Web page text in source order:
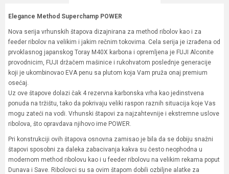
Elegance Method Superchamp POWER
Nova serija vrhunskih štapova dizajnirana za method ribolov kao i za
feeder ribolov na velikim i jakim rečnim tokovima. Cela serija je izrađena od
prvoklasnog japanskog Toray M40X karbona i opremljena je FUJI Alconite
provodnicim, FUJI držačem mašinice i rukohvatom poslednje generacije
koji je ukombinovao EVA penu sa plutom koja Vam pruža onaj premium
osećaj.
Uz ove štapove dolazi čak 4 rezervna karbonska vrha kao jedinstvena
ponuda na tržištu, tako da pokrivaju veliki raspon raznih situacija koje Vas
mogu zateći na vodi. Vrhunski štapovi za najzahtevnije i ekstremne uslove
ribolova, što opravdava njihovo ime POWER.
Pri konstrukciji ovih štapova osnovna zamisao je bila da se dobiju snažni
štapovi sposobni za daleka zabacivanja kakva su često neophodna u
modernom method ribolovu kao i u feeder ribolovu na velikim rekama poput
Dunava i Save. Ribolovci su sa ovim štapom dobili ozbiljne alatke za